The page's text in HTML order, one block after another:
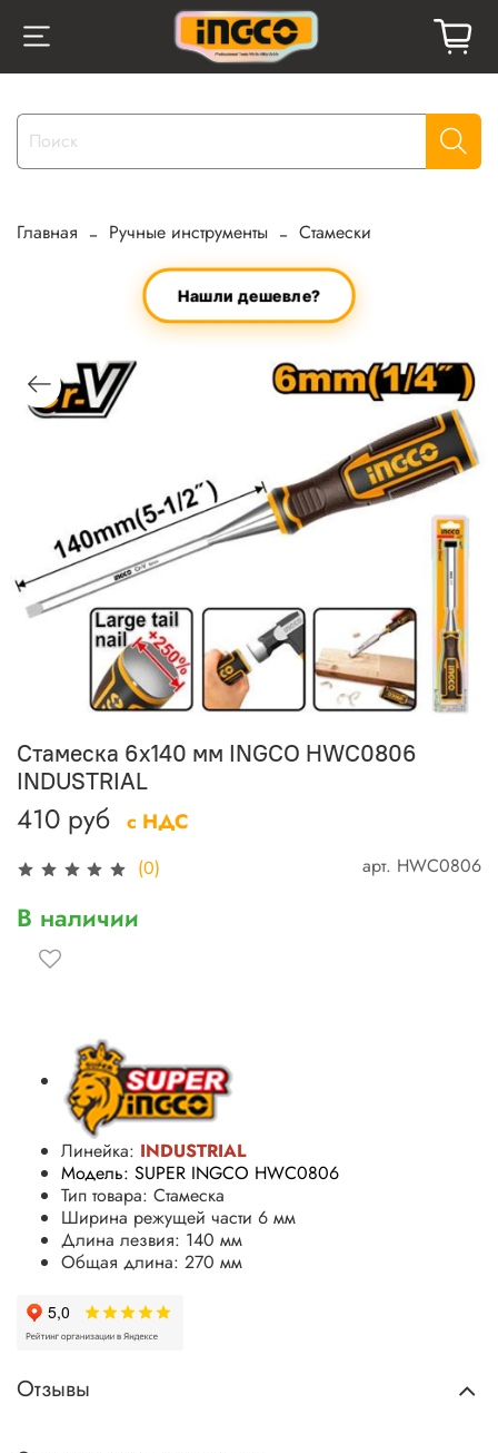
Главная Ручные инструменты Стамески
Нашли дешевле?
(0) арт. HWC0806
Стамеска 6x140 мм INGCO HWC0806
INDUSTRIAL
410 руб с НДС
В наличии
Линейка: INDUSTRIAL
Модель: SUPER INGCO HWC0806
Тип товара: Стамеска
Ширина режущей части 6 мм
Длина лезвия: 140 мм
Общая длина: 270 мм
Отзывы